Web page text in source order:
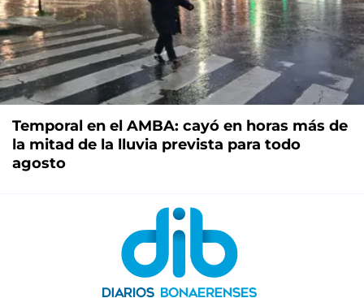
Temporal en el AMBA: cayó en horas más de
la mitad de la lluvia prevista para todo
agosto